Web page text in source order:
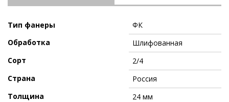
Тип фанеры
ФК
Обработка
Шлифованная
Сорт
2/4
Страна
Россия
Толщина
24 мм